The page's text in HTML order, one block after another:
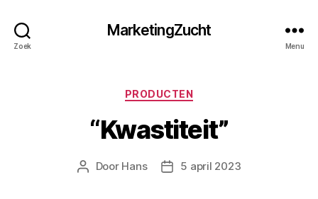
Zoek
MarketingZucht
Menu
Categorieën
PRODUCTEN
“Kwastiteit”
Berichtauteur
Door Hans Berichtdatum
5 april 2023